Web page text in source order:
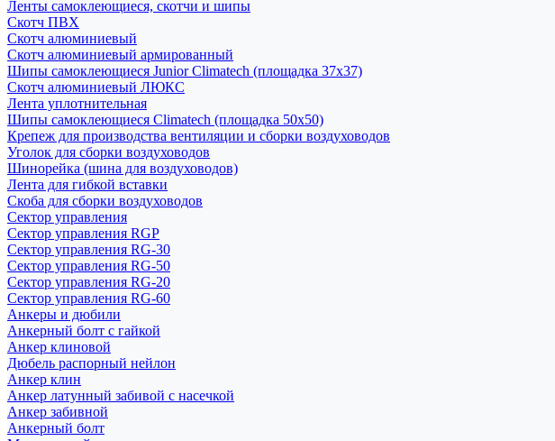
Ленты самоклеющиеся, скотчи и шипы
Скотч ПВХ
Скотч алюминиевый
Скотч алюминиевый армированный
Шипы самоклеющиеся Junior Climatech (площадка 37х37)
Скотч алюминиевый ЛЮКС
Лента уплотнительная
Шипы самоклеющиеся Climatech (площадка 50х50)
Крепеж для производства вентиляции и сборки воздуховодов
Уголок для сборки воздуховодов
Шинорейка (шина для воздуховодов)
Лента для гибкой вставки
Скоба для сборки воздуховодов
Сектор управления
Сектор управления RGP
Сектор управления RG-30
Сектор управления RG-50
Сектор управления RG-20
Сектор управления RG-60
Анкеры и дюбили
Анкерный болт с гайкой
Анкер клиновой
Дюбель распорный нейлон
Анкер клин
Анкер латунный забивой с насечкой
Анкер забивной
Анкерный болт